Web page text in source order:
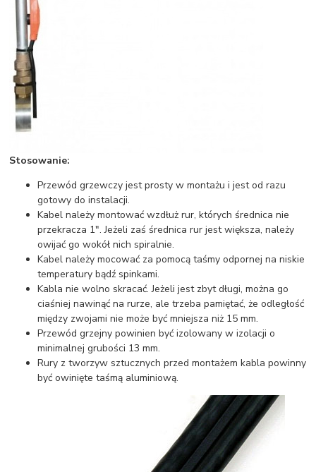
Stosowanie:
Przewód grzewczy jest prosty w montażu i jest od razu
gotowy do instalacji.
Kabel należy montować wzdłuż rur, których średnica nie
przekracza 1". Jeżeli zaś średnica rur jest większa, należy
owijać go wokół nich spiralnie.
Kabel należy mocować za pomocą taśmy odpornej na niskie
temperatury bądź spinkami.
Kabla nie wolno skracać. Jeżeli jest zbyt długi, można go
ciaśniej nawinąć na rurze, ale trzeba pamiętać, że odległość
między zwojami nie może być mniejsza niż 15 mm.
Przewód grzejny powinien być izolowany w izolacji o
minimalnej grubości 13 mm.
Rury z tworzyw sztucznych przed montażem kabla powinny
być owinięte taśmą aluminiową.